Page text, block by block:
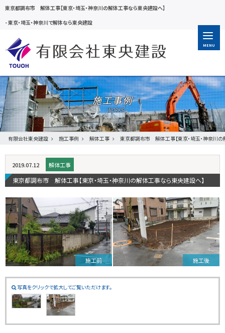
東京都調布市 解体工事【東京・埼玉・神奈川の解体工事なら東央建設へ】
-東京・埼玉・神奈川で解体なら東央建設
MENU
施工事例
有限会社東央建設 施工事例 解体工事 東京都調布市 解体工事【東京・埼玉・神奈川の
2019.07.12 解体工事
東京都調布市 解体工事【東京・埼玉・神奈川の解体工事なら東央建設へ】
施工前 施工後
写真をクリックで拡大してご覧いただけます。